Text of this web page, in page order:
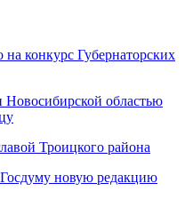
на конкурс Губернаторских
областью
Троицкого района
новую редакцию